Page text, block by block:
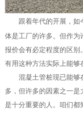
跟着年代的开展，如
体是工厂的许多。但作为
报价会有必定程度的区别
有用这种方法实际上能够
混凝土管桩现已能够
多，但许多的因素之一
是十分重要的人。咱们